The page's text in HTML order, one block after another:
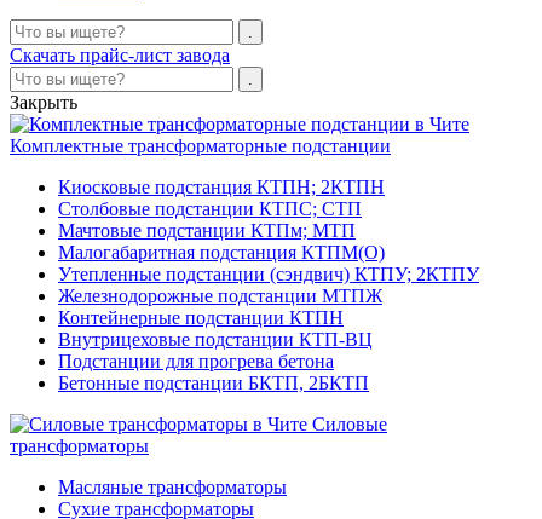
Скачать прайс-лист завода
Закрыть
Комплектные трансформаторные подстанции
Киосковые подстанция КТПН; 2КТПН
Столбовые подстанции КТПС; СТП
Мачтовые подстанции КТПм; МТП
Малогабаритная подстанция КТПМ(О)
Утепленные подстанции (сэндвич) КТПУ; 2КТПУ
Железнодорожные подстанции МТПЖ
Контейнерные подстанции КТПН
Внутрицеховые подстанции КТП-ВЦ
Подстанции для прогрева бетона
Бетонные подстанции БКТП, 2БКТП
Силовые
трансформаторы
Масляные трансформаторы
Сухие трансформаторы